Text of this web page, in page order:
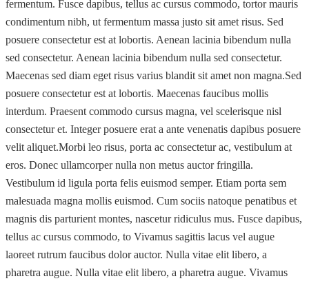
fermentum. Fusce dapibus, tellus ac cursus commodo, tortor mauris
condimentum nibh, ut fermentum massa justo sit amet risus. Sed
posuere consectetur est at lobortis. Aenean lacinia bibendum nulla
sed consectetur. Aenean lacinia bibendum nulla sed consectetur.
Maecenas sed diam eget risus varius blandit sit amet non magna.Sed
posuere consectetur est at lobortis. Maecenas faucibus mollis
interdum. Praesent commodo cursus magna, vel scelerisque nisl
consectetur et. Integer posuere erat a ante venenatis dapibus posuere
velit aliquet.Morbi leo risus, porta ac consectetur ac, vestibulum at
eros. Donec ullamcorper nulla non metus auctor fringilla.
Vestibulum id ligula porta felis euismod semper. Etiam porta sem
malesuada magna mollis euismod. Cum sociis natoque penatibus et
magnis dis parturient montes, nascetur ridiculus mus. Fusce dapibus,
tellus ac cursus commodo, to Vivamus sagittis lacus vel augue
laoreet rutrum faucibus dolor auctor. Nulla vitae elit libero, a
pharetra augue. Nulla vitae elit libero, a pharetra augue. Vivamus